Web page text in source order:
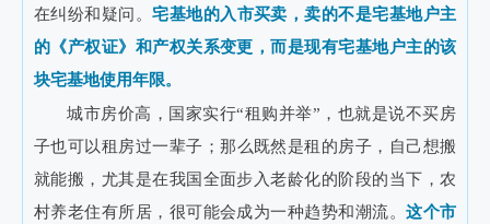
在纠纷和疑问。宅基地的入市买卖，卖的不是宅基地户主
的《产权证》和产权关系变更，而是现有宅基地户主的该
块宅基地使用年限。
城市房价高，国家实行“租购并举”，也就是说不买房
子也可以租房过一辈子；那么既然是租的房子，自己想搬
就能搬，尤其是在我国全面步入老龄化的阶段的当下，农
村养老住有所居，很可能会成为一种趋势和潮流。这个市